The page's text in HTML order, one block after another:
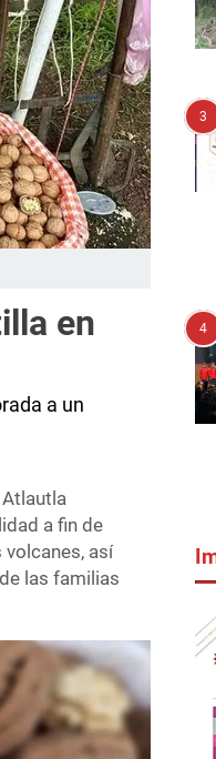
en
a un
a fin de
así
las familias
3
4